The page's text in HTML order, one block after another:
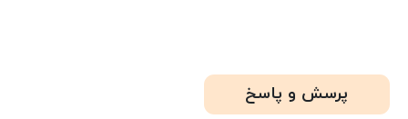
پرسش و پاسخ